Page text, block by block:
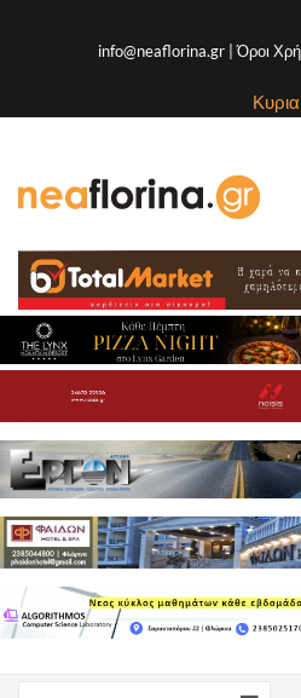
info@neaflorina.gr |Όροι